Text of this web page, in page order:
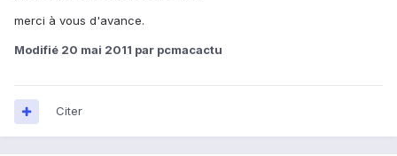
merci à vous d'avance.
Modifié 20 mai 2011 par pcmacactu
Citer